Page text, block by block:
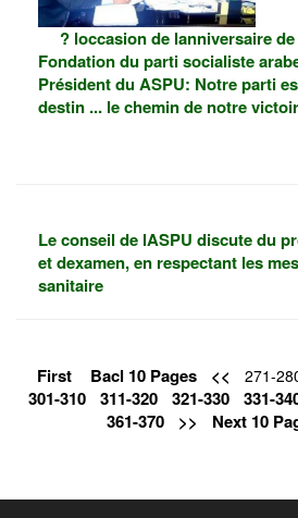
? loccasion de lanniversaire
Fondation du parti socialiste
Président du ASPU: Notre parti
destin ... le chemin de notre
Le conseil de lASPU discute du
et dexamen, en respectant les
sanitaire
First Bacl 10 Pages << 271-
301-310 311-320 321-330 331-
361-370
>> Next 10